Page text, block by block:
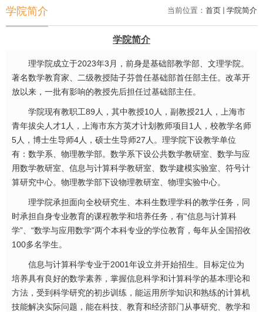
当前位置： 首页 学院简介
学院简介
学院简介
理学院成立于2023年3月，前身是基础部教学部、文理学院。
著名数学教育家、二级教授陆子芬曾任基础部首任部主任。改革开
放以来，一批有影响的教授先后担任过基础部主任。
学院现有教职工89人，其中教授10人，副教授21人，上海市
青年拔尖人才1人，上海市东方英才计划教师项目1人，校教学名师
5人，博士生导师4人，硕士生导师27人。理学院下设教学单位
有：数学系、物理教学部。数学系下设公共数学教研室、数学与应
用数学教研室、信息与计算科学教研室、数学建模实验室、符号计
算研究中心。物理教学部下设物理教研室、物理实验中心。
理学院承担面向全校研究生、本科生数理学科的教学任务，同
时承担自身专业教育的课程教学和培养任务，有“信息与计算科
学”、“数学与应用数学”两个本科专业的学位教育，每年从全国招收
100多名学生。
信息与计算科学专业于2001年设立并开始招生。目标定位为
培养具有良好的数学素养，掌握信息科学和计算科学的基本理论和
方法，受到科学研究的初步训练，能运用所学知识和熟练的计算机
技能解决实际问题，能在科技、教育和经济部门从事研究、教学和